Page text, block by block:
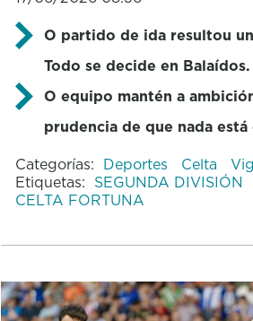
O partido de ida resultou
Todo se decide en Balaídos.
O equipo mantén a
prudencia de que nada
Categorías: Deportes Celta
Etiquetas: SEGUNDA DIVISIÓN
CELTA FORTUNA